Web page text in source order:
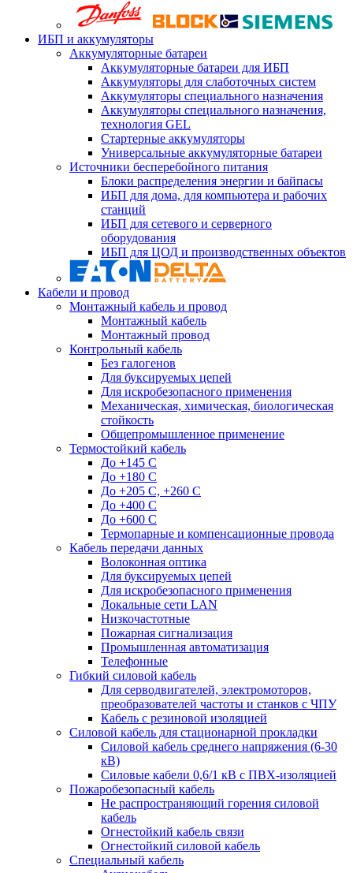
ИБП и аккумуляторы
Аккумуляторные батареи
Аккумуляторные батареи для ИБП
Аккумуляторы для слаботочных систем
Аккумуляторы специального назначения
Аккумуляторы специального назначения,
технология GEL
Стартерные аккумуляторы
Универсальные аккумуляторные батареи
Источники бесперебойного питания
Блоки распределения энергии и байпасы
ИБП для дома, для компьютера и рабочих
станций
ИБП для сетевого и серверного
оборудования
ИБП для ЦОД и производственных объектов
Кабели и провод
Монтажный кабель и провод
Монтажный кабель
Монтажный провод
Контрольный кабель
Без галогенов
Для буксируемых цепей
Для искробезопасного применения
Механическая, химическая, биологическая
стойкость
Общепромышленное применение
Термостойкий кабель
До +145 С
До +180 C
До +205 С, +260 С
До +400 C
До +600 С
Термопарные и компенсационные провода
Кабель передачи данных
Волоконная оптика
Для буксируемых цепей
Для искробезопасного применения
Локальные сети LAN
Низкочастотные
Пожарная сигнализация
Промышленная автоматизация
Телефонные
Гибкий силовой кабель
Для серводвигателей, электромоторов,
преобразователей частоты и станков с ЧПУ
Кабель с резиновой изоляцией
Силовой кабель для стационарной прокладки
Силовой кабель среднего напряжения (6-30
кВ)
Силовые кабели 0,6/1 кВ с ПВХ-изоляцией
Пожаробезопасный кабель
Не распространяющий горения силовой
кабель
Огнестойкий кабель связи
Огнестойкий силовой кабель
Специальный кабель